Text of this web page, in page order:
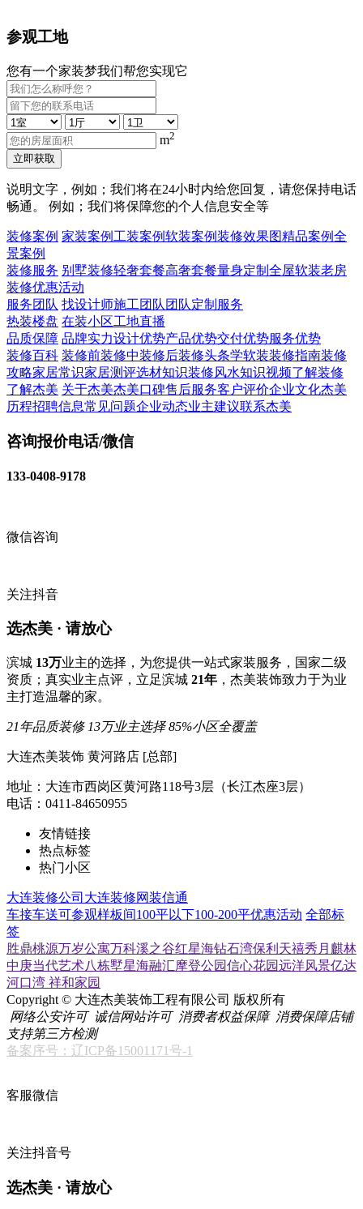
参观工地
您有一个家装梦我们帮您实现它
m2
立即获取
说明文字，例如；我们将在24小时内给您回复，请您保持电话
畅通。 例如；我们将保障您的个人信息安全等
装修案例 家装案例 工装案例软装案例装修效果图精品案例全
景案例
装修服务 别墅装修轻奢套餐高奢套餐量身定制 全屋软装老房
装修优惠活动
服务团队 找设计师施工团队 团队定制服务
热装楼盘 在装小区工地直播
品质保障 品牌实力设计优势产品优势交付优势服务优势
装修百科 装修前装修中装修后装修头条学软装装修指南装修
攻略家居常识家居测评选材知识装修风水知识视频了解装修
了解杰美 关于杰美杰美口碑售后服务客户评价企业文化杰美
历程招聘信息常见问题企业动态业主建议联系杰美
咨询报价电话/微信
133-0408-9178
微信咨询
关注抖音
选杰美 · 请放心
滨城 13万业主的选择，为您提供一站式家装服务，国家二级
资质；真实业主点评，立足滨城 21年 ，杰美装饰致力于为业
主打造温馨的家。
21年品质装修 13万业主选择 85%小区全覆盖
大连杰美装饰 黄河路店 [总部]
地址：大连市西岗区黄河路118号3层（长江杰座3层）
电话：0411-84650955
友情链接
热点标签
热门小区
大连装修公司 大连装修网装信通
车接车送可参观样板间100平以下100-200平优惠活动 全部标
签
胜鼎桃源万岁公寓万科溪之谷红星海钻石湾保利天禧秀月麒林
中庚当代艺术八栋墅星海融汇摩登公园信心花园远洋风景亿达
河口湾 祥和家园
Copyright © 大连杰美装饰工程有限公司 版权所有
网络公安许可 诚信网站许可 消费者权益保障 消费保障店铺
支持第三方检测
备案序号：辽ICP备15001171号-1
客服微信
关注抖音号
选杰美 · 请放心